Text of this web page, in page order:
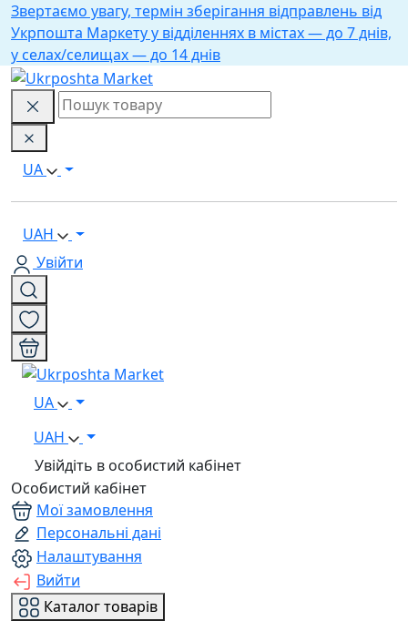
Звертаємо увагу, термін зберігання відправлень від
Укрпошта Маркету у відділеннях в містах — до 7 днів,
у селах/селищах — до 14 днів
UA
UAH
Увійти
UA
UAH
Увійдіть в особистий кабінет
Особистий кабінет
Мої замовлення
Персональні дані
Налаштування
Вийти
Каталог товарів